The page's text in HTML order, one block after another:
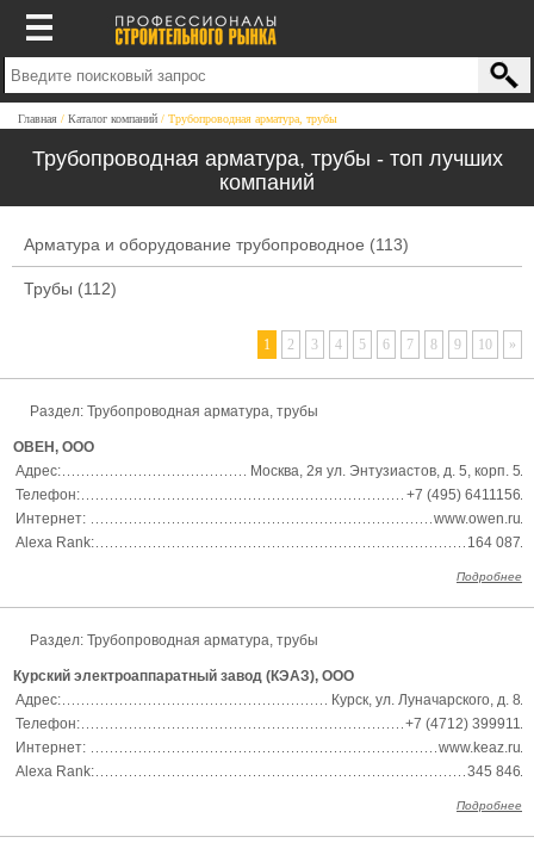
Главная Каталог компаний Трубопроводная арматура, трубы
Трубопроводная арматура, трубы - топ лучших
компаний
Арматура и оборудование трубопроводное (113)
Трубы (112)
1 2 3 4 5 6 7 8 9 10 »
Раздел: Трубопроводная арматура, трубы
ОВЕН, ООО
Адрес:
Москва, 2я ул. Энтузиастов, д. 5, корп. 5
Телефон:
+7 (495) 6411156
Интернет:
www.owen.ru
Alexa Rank:
164 087
Подробнее
Раздел: Трубопроводная арматура, трубы
Курский электроаппаратный завод (КЭАЗ), ООО
Адрес:
Курск, ул. Луначарского, д. 8
Телефон:
+7 (4712) 399911
Интернет:
www.keaz.ru
Alexa Rank:
345 846
Подробнее